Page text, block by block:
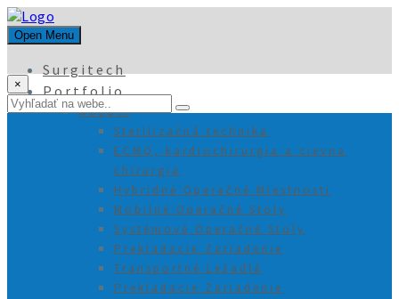
Open Menu
Surgitech
Portfolio
Maquet
Sterilizačná technika
ECMO, kardiochirurgia a cievna
chirurgia
Hybridné Operačné Miestnosti
Mobilné Operačné Stoly
Systémové Operačné Stoly
Prekladacie Zariadenie
Transportné Ležadlá
Prekladacie Zariadenie
×